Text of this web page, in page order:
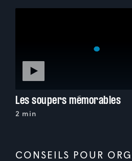
Les soupers mémorables
2 min
CONSEILS POUR